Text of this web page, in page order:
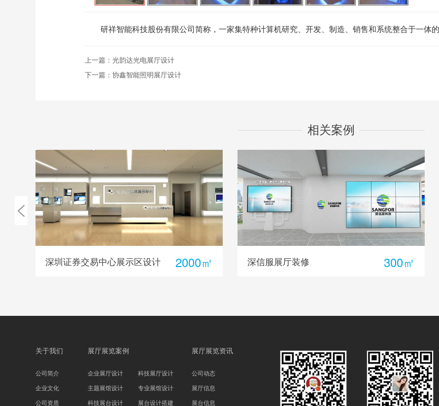
研祥智能科技股份有限公司简称，一家集特种计算机研究、开发、制造、销售和系统整合于一体的
上一篇： 光韵达光电展厅设计
下一篇： 协鑫智能照明展厅设计
相关案例
300㎡
深信服展厅装修 1500㎡
美的集团中央研究院展厅设计
关于我们
公司简介
企业文化
公司资质
展厅展览案例
企业展厅设计
科技展厅设计
主题展馆设计
专业展馆设计
科技展台设计
展台设计搭建
展厅展览资讯
公司动态
展厅信息
展台信息